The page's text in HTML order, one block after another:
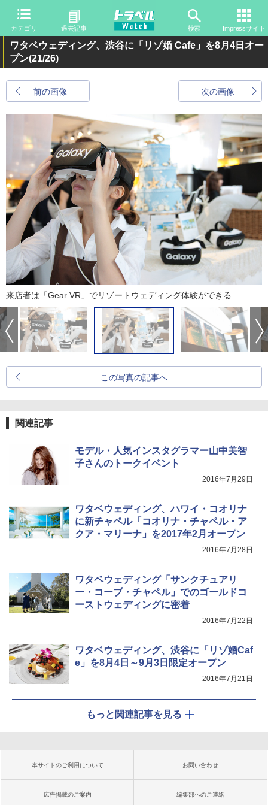
カテゴリ 過去記事 検索 Impressサイト
ワタベウェディング、渋谷に「リゾ婚 Cafe」を8月4日オー
プン(21/26)
前の画像 次の画像
来店者は「Gear VR」でリゾートウェディング体験ができる
この写真の記事へ
関連記事
モデル・人気インスタグラマー山中美智
子さんのトークイベント
2016年7月29日
ワタベウェディング、ハワイ・コオリナ
に新チャペル「コオリナ・チャペル・ア
クア・マリーナ」を2017年2月オープン
2016年7月28日
ワタベウェディング「サンクチュアリ
ー・コーブ・チャペル」でのゴールドコ
ーストウェディングに密着
2016年7月22日
ワタベウェディング、渋谷に「リゾ婚Caf
e」を8月4日～9月3日限定オープン
2016年7月21日
もっと関連記事を見る
本サイトのご利用について お問い合わせ
広告掲載のご案内 編集部へのご連絡